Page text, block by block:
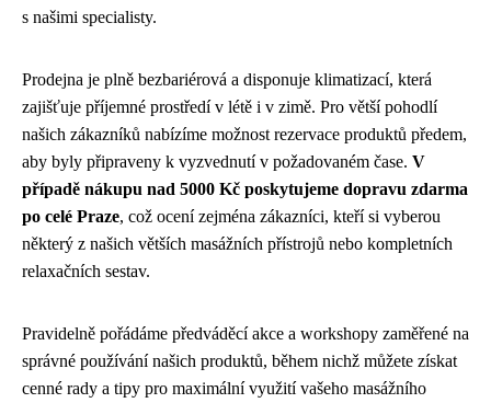
s našimi specialisty.
Prodejna je plně bezbariérová a disponuje klimatizací, která
zajišťuje příjemné prostředí v létě i v zimě. Pro větší pohodlí
našich zákazníků nabízíme možnost rezervace produktů předem,
aby byly připraveny k vyzvednutí v požadovaném čase. V
případě nákupu nad 5000 Kč poskytujeme dopravu zdarma
po celé Praze, což ocení zejména zákazníci, kteří si vyberou
některý z našich větších masážních přístrojů nebo kompletních
relaxačních sestav.
Pravidelně pořádáme předváděcí akce a workshopy zaměřené na
správné používání našich produktů, během nichž můžete získat
cenné rady a tipy pro maximální využití vašeho masážního